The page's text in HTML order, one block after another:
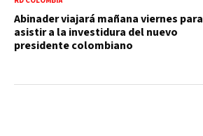
Abinader viajará mañana viernes para
asistir a la investidura del nuevo
presidente colombiano